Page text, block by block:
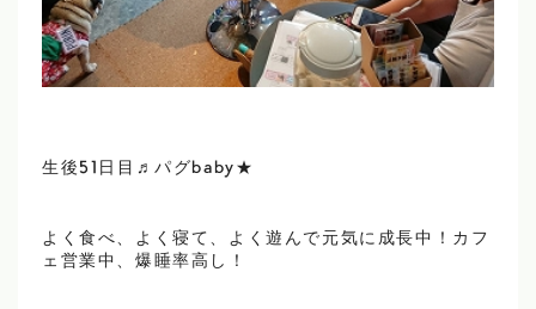
生後51日目♬パグbaby★
よく食べ、よく寝て、よく遊んで元気に成長中！カフ
ェ営業中、爆睡率高し！